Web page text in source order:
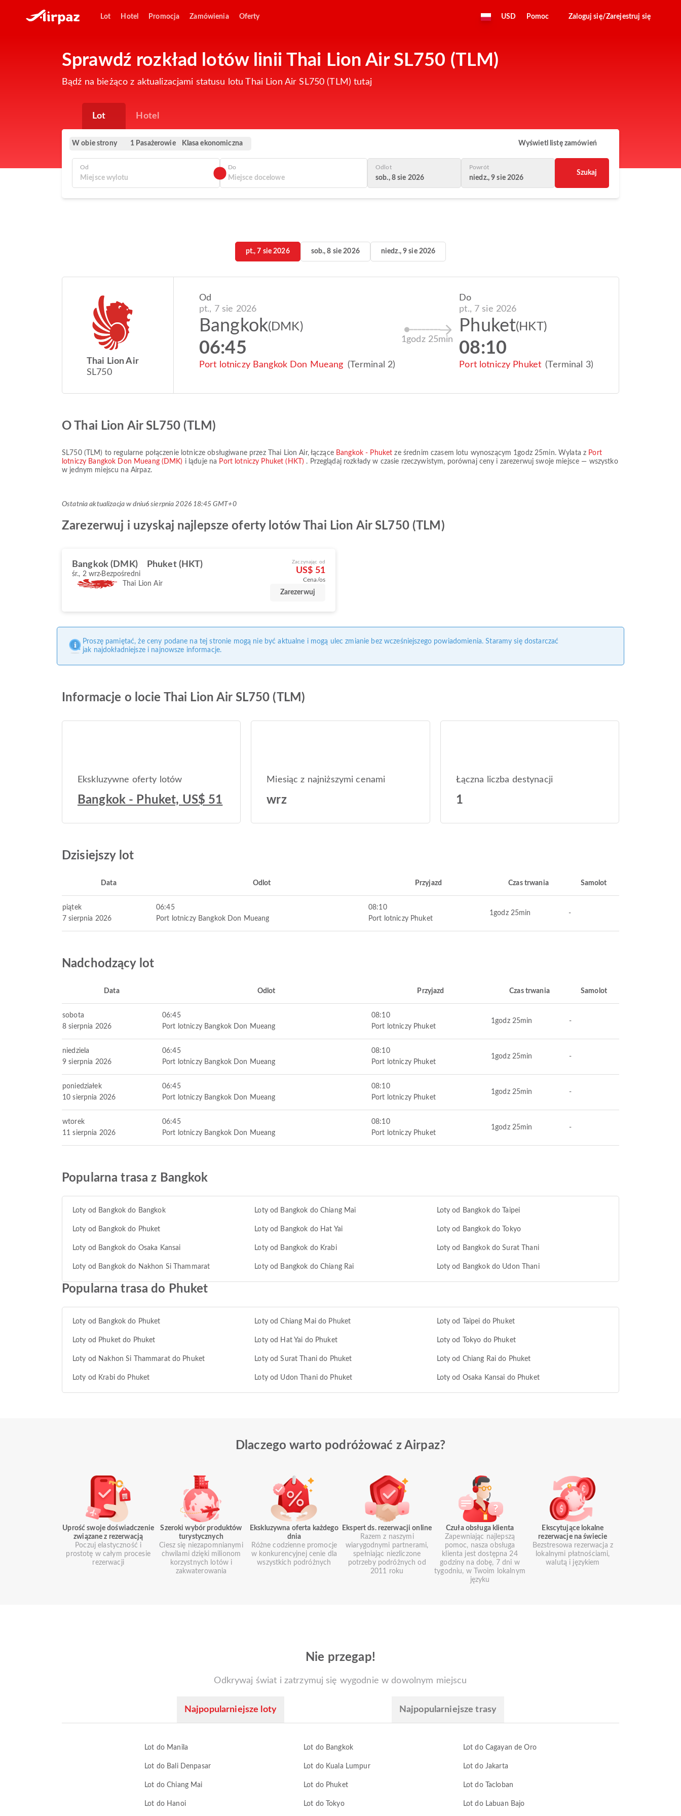
Lot Hotel Promocja Zamówienia Oferty USD Pomoc Zaloguj się/Zarejestruj się
Sprawdź rozkład lotów linii Thai Lion Air SL750 (TLM)
Bądź na bieżąco z aktualizacjami statusu lotu Thai Lion Air SL750 (TLM) tutaj
Lot Hotel
W obie strony 1 Pasażerowie Klasa ekonomiczna Wyświetl listę zamówień
Od Do Odlot
sob., 8 sie 2026
Powrót
niedz., 9 sie 2026
Szukaj
pt., 7 sie 2026 sob., 8 sie 2026 niedz., 9 sie 2026
Thai Lion Air
SL750
Od
pt., 7 sie 2026
Bangkok(DMK)
06:45
Port lotniczy Bangkok Don Mueang (Terminal 2)
1godz 25min
Do
pt., 7 sie 2026
Phuket(HKT)
08:10
Port lotniczy Phuket (Terminal 3)
O Thai Lion Air SL750 (TLM)
SL750( TLM ) to regularne połączenie lotnicze obsługiwane przez Thai Lion Air, łączące Bangkok - Phuket ze średnim czasem lotu wynoszącym 1godz 25min. Wylata z Port
lotniczy Bangkok Don Mueang (DMK) i ląduje na Port lotniczy Phuket (HKT) . Przeglądaj rozkłady w czasie rzeczywistym, porównaj ceny i zarezerwuj swoje miejsce — wszystko
w jednym miejscu na Airpaz.
Ostatnia aktualizacja w dniu6 sierpnia 2026 18:45 GMT+0
Zarezerwuj i uzyskaj najlepsze oferty lotów Thai Lion Air SL750 (TLM)
Bangkok (DMK) Phuket (HKT)
śr., 2 wrz Bezpośredni
Thai Lion Air
Zaczynając od
US$ 51
Cena/os
Zarezerwuj
Proszę pamiętać, że ceny podane na tej stronie mogą nie być aktualne i mogą ulec zmianie bez wcześniejszego powiadomienia. Staramy się dostarczać
jak najdokładniejsze i najnowsze informacje.
Informacje o locie Thai Lion Air SL750 (TLM)
Ekskluzywne oferty lotów
Bangkok - Phuket, US$ 51
Miesiąc z najniższymi cenami
wrz
Łączna liczba destynacji
1
Dzisiejszy lot
Data Odlot Przyjazd Czas trwania Samolot
piątek
7 sierpnia 2026
06:45
Port lotniczy Bangkok Don Mueang
08:10
Port lotniczy Phuket
1godz 25min -
Nadchodzący lot
Data Odlot Przyjazd Czas trwania Samolot
sobota
8 sierpnia 2026
06:45
Port lotniczy Bangkok Don Mueang
08:10
Port lotniczy Phuket
1godz 25min -
niedziela
9 sierpnia 2026
06:45
Port lotniczy Bangkok Don Mueang
08:10
Port lotniczy Phuket
1godz 25min -
poniedziałek
10 sierpnia 2026
06:45
Port lotniczy Bangkok Don Mueang
08:10
Port lotniczy Phuket
1godz 25min -
wtorek
11 sierpnia 2026
06:45
Port lotniczy Bangkok Don Mueang
08:10
Port lotniczy Phuket
1godz 25min -
Popularna trasa z Bangkok
Loty od Bangkok do Bangkok Loty od Bangkok do Chiang Mai Loty od Bangkok do Taipei
Loty od Bangkok do Phuket Loty od Bangkok do Hat Yai Loty od Bangkok do Tokyo
Loty od Bangkok do Osaka Kansai Loty od Bangkok do Krabi Loty od Bangkok do Surat Thani
Loty od Bangkok do Nakhon Si Thammarat Loty od Bangkok do Chiang Rai Loty od Bangkok do Udon Thani
Popularna trasa do Phuket
Loty od Bangkok do Phuket Loty od Chiang Mai do Phuket Loty od Taipei do Phuket
Loty od Phuket do Phuket Loty od Hat Yai do Phuket Loty od Tokyo do Phuket
Loty od Nakhon Si Thammarat do Phuket Loty od Surat Thani do Phuket Loty od Chiang Rai do Phuket
Loty od Krabi do Phuket Loty od Udon Thani do Phuket Loty od Osaka Kansai do Phuket
Dlaczego warto podróżować z Airpaz?
Uprość swoje doświadczenie
związane z rezerwacją
Poczuj elastyczność i
prostotę w całym procesie
rezerwacji
Szeroki wybór produktów
turystycznych
Ciesz się niezapomnianymi
chwilami dzięki milionom
korzystnych lotów i
zakwaterowania
Ekskluzywna oferta każdego
dnia
Różne codzienne promocje
w konkurencyjnej cenie dla
wszystkich podróżnych
Ekspert ds. rezerwacji online
Razem z naszymi
wiarygodnymi partnerami,
spełniając niezliczone
potrzeby podróżnych od
2011 roku
Czuła obsługa klienta
Zapewniając najlepszą
pomoc, nasza obsługa
klienta jest dostępna 24
godziny na dobę, 7 dni w
tygodniu, w Twoim lokalnym
języku
Ekscytujące lokalne
rezerwacje na świecie
Bezstresowa rezerwacja z
lokalnymi płatnościami,
walutą i językiem
Nie przegap!
Odkrywaj świat i zatrzymuj się wygodnie w dowolnym miejscu
Najpopularniejsze loty Najpopularniejsze trasy
Lot do Manila Lot do Bangkok Lot do Cagayan de Oro
Lot do Bali Denpasar Lot do Kuala Lumpur Lot do Jakarta
Lot do Chiang Mai Lot do Phuket Lot do Tacloban
Lot do Hanoi Lot do Tokyo Lot do Labuan Bajo